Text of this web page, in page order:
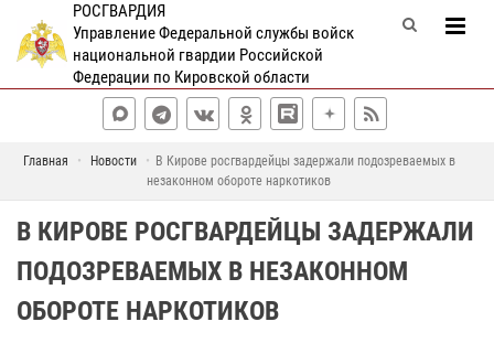
РОСГВАРДИЯ
Управление Федеральной службы войск
национальной гвардии Российской
Федерации по Кировской области
Главная Новости
В Кирове росгвардейцы задержали подозреваемых в
незаконном обороте наркотиков
В КИРОВЕ РОСГВАРДЕЙЦЫ ЗАДЕРЖАЛИ
ПОДОЗРЕВАЕМЫХ В НЕЗАКОННОМ
ОБОРОТЕ НАРКОТИКОВ